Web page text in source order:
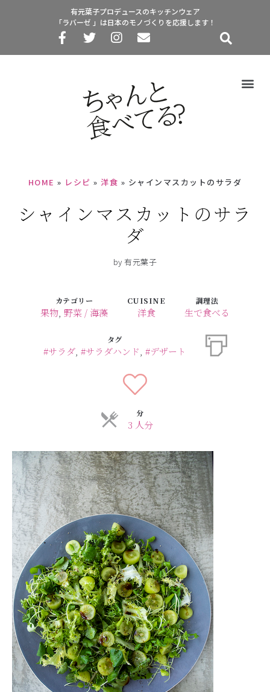
有元葉子プロデュースのキッチンウェア
「ラバーゼ 」は日本のモノづくりを応援します！
HOME » レシピ »洋食 » シャインマスカットのサラダ
シャインマスカットのサラ
ダ
by 有元葉子
カテゴリー
果物, 野菜 / 海藻
CUISINE
洋食
調理法
生で食べる
タグ
#サラダ, #サラダハンド, #デザート
分
3 人分